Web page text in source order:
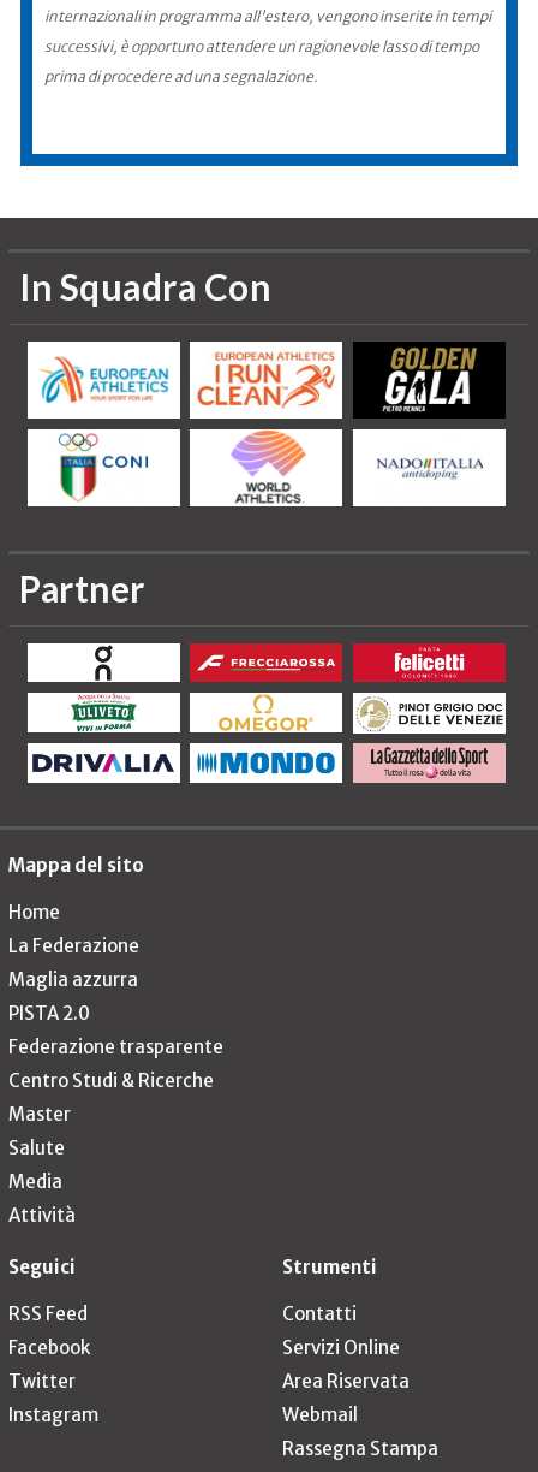
internazionali in programma all'estero, vengono inserite in tempi
successivi, è opportuno attendere un ragionevole lasso di tempo
prima di procedere ad una segnalazione.
In Squadra Con
Partner
Mappa del sito
Home
La Federazione
Maglia azzurra
PISTA 2.0
Federazione trasparente
Centro Studi & Ricerche
Master
Salute
Media
Attività
Seguici
RSS Feed
Facebook
Twitter
Instagram
Strumenti
Contatti
Servizi Online
Area Riservata
Webmail
Rassegna Stampa